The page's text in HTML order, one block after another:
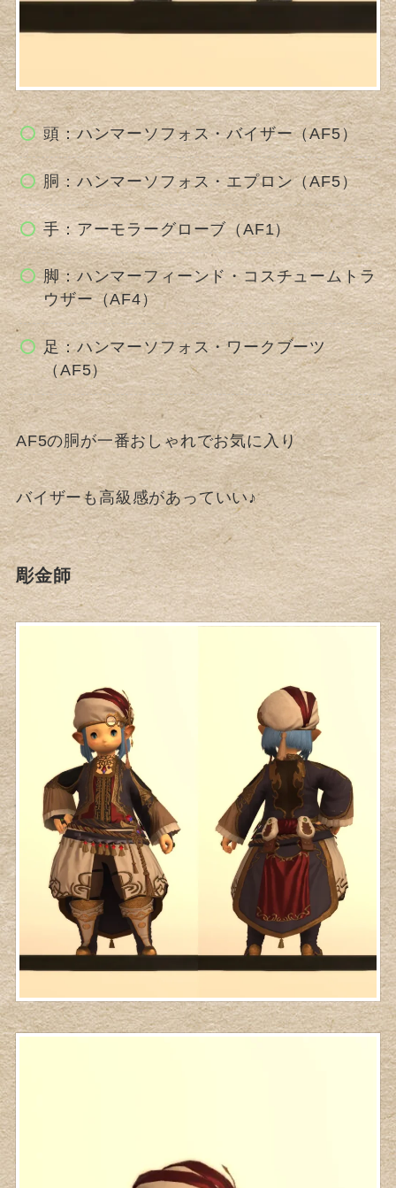
頭：ハンマーソフォス・バイザー（AF5）
胴：ハンマーソフォス・エプロン（AF5）
手：アーモラーグローブ（AF1）
脚：ハンマーフィーンド・コスチュームトラ
ウザー（AF4）
足：ハンマーソフォス・ワークブーツ
（AF5）
AF5の胴が一番おしゃれでお気に入り
バイザーも高級感があっていい♪
彫金師